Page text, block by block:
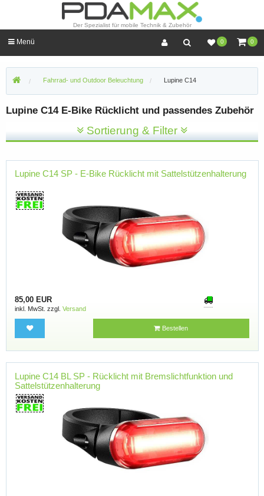
Der Spezialist für mobile Technik & Zubehör
0 0
Menü
Fahrrad- und Outdoor Beleuchtung Lupine C14
Lupine C14 E-Bike Rücklicht und passendes Zubehör
Sortierung & Filter
Lupine C14 SP - E-Bike Rücklicht mit Sattelstützenhalterung
85,00 EUR
inkl. MwSt. zzgl. Versand
Bestellen
Lupine C14 BL SP - Rücklicht mit Bremslichtfunktion und
Sattelstützenhalterung